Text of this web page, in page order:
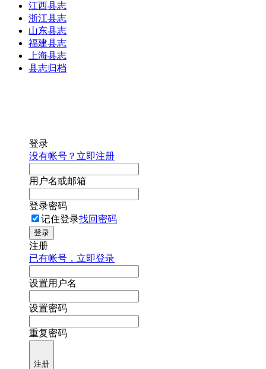
江西县志
浙江县志
山东县志
福建县志
上海县志
县志归档
登录
没有帐号？立即注册
用户名或邮箱
登录密码
记住登录找回密码
登录
注册
已有帐号，立即登录
设置用户名
设置密码
重复密码
注册